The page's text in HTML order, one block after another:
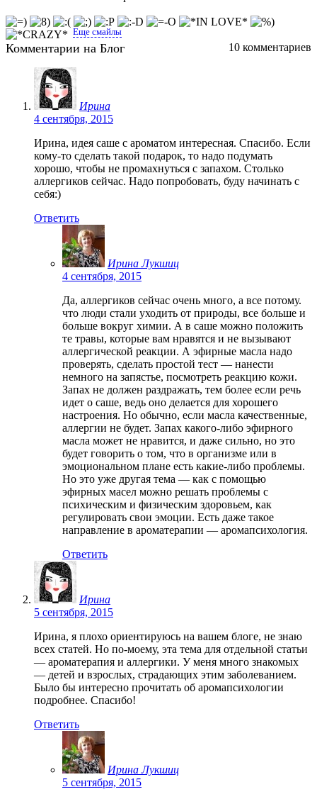
Еще смайлы
Комментарии на Блог 10 комментариев
Ирина
4 сентября, 2015
Ирина, идея саше с ароматом интересная. Спасибо. Если
кому-то сделать такой подарок, то надо подумать
хорошо, чтобы не промахнуться с запахом. Столько
аллергиков сейчас. Надо попробовать, буду начинать с
себя:)
Ответить
Ирина Лукшиц
4 сентября, 2015
Да, аллергиков сейчас очень много, а все потому.
что люди стали уходить от природы, все больше и
больше вокруг химии. А в саше можно положить
те травы, которые вам нравятся и не вызывают
аллергической реакции. А эфирные масла надо
проверять, сделать простой тест — нанести
немного на запястье, посмотреть реакцию кожи.
Запах не должен раздражать, тем более если речь
идет о саше, ведь оно делается для хорошего
настроения. Но обычно, если масла качественные,
аллергии не будет. Запах какого-либо эфирного
масла может не нравится, и даже сильно, но это
будет говорить о том, что в организме или в
эмоциональном плане есть какие-либо проблемы.
Но это уже другая тема — как с помощью
эфирных масел можно решать проблемы с
психическим и физическим здоровьем, как
регулировать свои эмоции. Есть даже такое
направление в ароматерапии — аромапсихология.
Ответить
Ирина
5 сентября, 2015
Ирина, я плохо ориентируюсь на вашем блоге, не знаю
всех статей. Но по-моему, эта тема для отдельной статьи
— ароматерапия и аллергики. У меня много знакомых
— детей и взрослых, страдающих этим заболеванием.
Было бы интересно прочитать об аромапсихологии
подробнее. Спасибо!
Ответить
Ирина Лукшиц
5 сентября, 2015